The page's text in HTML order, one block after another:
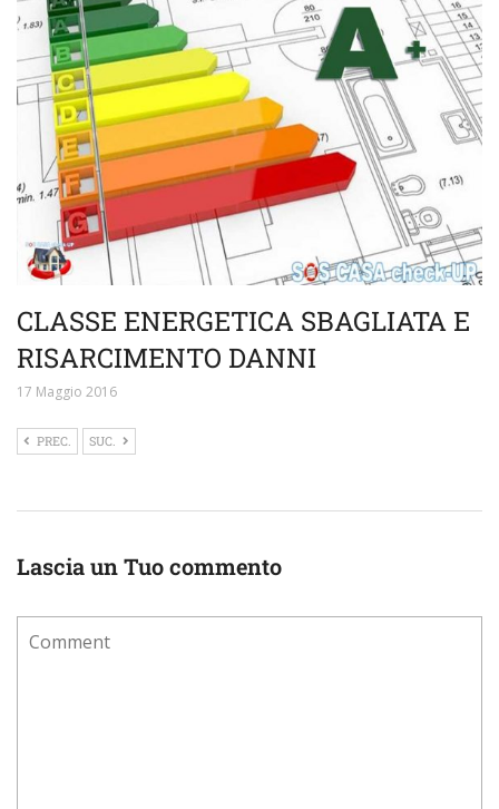
CLASSE ENERGETICA SBAGLIATA E
RISARCIMENTO DANNI
17 Maggio 2016
PREC. SUC.
Lascia un Tuo commento